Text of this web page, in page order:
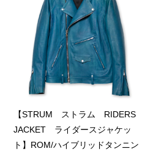
【STRUM ストラム RIDERS
JACKET ライダースジャケッ
ト】ROM/ハイブリッドタンニン